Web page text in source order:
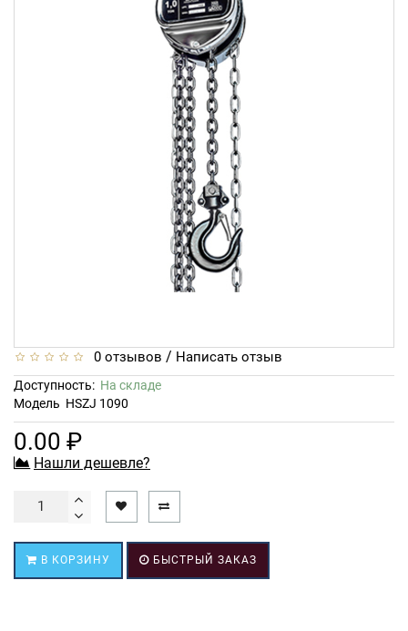
0 отзывов / Написать отзыв
Доступность: На складе
Модель HSZJ 1090
0.00 ₽
Нашли дешевле?
В КОРЗИНУ БЫСТРЫЙ ЗАКАЗ